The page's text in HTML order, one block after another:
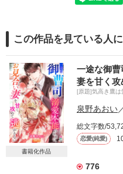
この作品を見ている人
書籍化作品
一途な御
妻を甘く
[原題]気高き鷹は
泉野あおい
総文字数/
恋愛(純愛)
776